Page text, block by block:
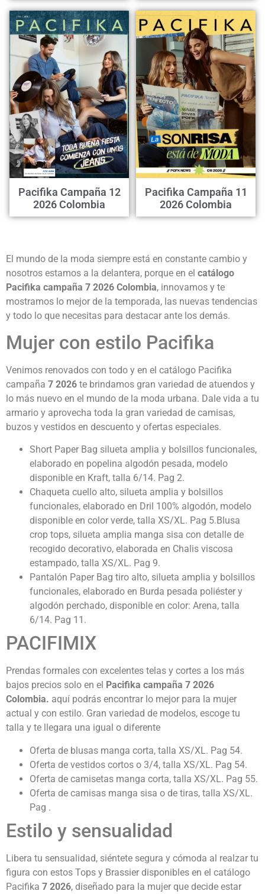
Pacifika Campaña 12
2026 Colombia
Pacifika Campaña 11
2026 Colombia
El mundo de la moda siempre está en constante cambio y
nosotros estamos a la delantera, porque en el catálogo
Pacifika campaña 7 2026 Colombia, innovamos y te
mostramos lo mejor de la temporada, las nuevas tendencias
y todo lo que necesitas para destacar ante los demás.
Mujer con estilo Pacifika
Venimos renovados con todo y en el catálogo Pacifika
campaña 7 2026 te brindamos gran variedad de atuendos y
lo más nuevo en el mundo de la moda urbana. Dale vida a tu
armario y aprovecha toda la gran variedad de camisas,
buzos y vestidos en descuento y ofertas especiales.
Short Paper Bag silueta amplia y bolsillos funcionales,
elaborado en popelina algodón pesada, modelo
disponible en Kraft, talla 6/14. Pag 2.
Chaqueta cuello alto, silueta amplia y bolsillos
funcionales, elaborado en Dril 100% algodón, modelo
disponible en color verde, talla XS/XL. Pag 5.Blusa
crop tops, silueta amplia manga sisa con detalle de
recogido decorativo, elaborada en Chalis viscosa
estampado, talla XS/XL. Pag 9.
Pantalón Paper Bag tiro alto, silueta amplia y bolsillos
funcionales, elaborado en Burda pesada poliéster y
algodón perchado, disponible en color: Arena, talla
6/14. Pag 11.
PACIFIMIX
Prendas formales con excelentes telas y cortes a los más
bajos precios solo en el Pacifika campaña 7 2026
Colombia. aquí podrás encontrar lo mejor para la mujer
actual y con estilo. Gran variedad de modelos, escoge tu
talla y te llegara una igual o diferente
Oferta de blusas manga corta, talla XS/XL. Pag 54.
Oferta de vestidos cortos o 3/4, talla XS/XL. Pag 54.
Oferta de camisetas manga corta, talla XS/XL. Pag 55.
Oferta de camisas manga sisa o de tiras, talla XS/XL.
Pag .
Estilo y sensualidad
Libera tu sensualidad, siéntete segura y cómoda al realzar tu
figura con estos Tops y Brassier disponibles en el catálogo
Pacifika 7 2026, diseñado para la mujer que decide estar